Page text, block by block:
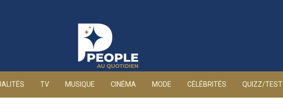
People au quotidien
TV MUSIQUE CINÉMA MODE CÉLÉBRITÉS QUIZZ/TEST